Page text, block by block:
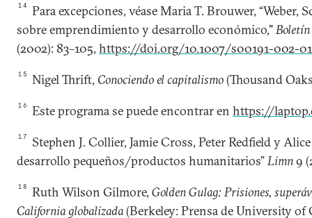
14
Para excepciones, véase Maria T. Brouwer, “Weber,
sobre emprendimiento y desarrollo económico,"
(2002): 83–105, https://doi.org/10.1007/s00191-002-
15 Nigel Thrift, Conociendo el capitalismo(Thousand
16 Este programa se puede encontrar enhttps://
17
Stephen J. Collier, Jamie Cross, Peter Redfield y
desarrollo pequeños/productos humanitarios”Limn9
18 Ruth Wilson Gilmore,Golden Gulag: Prisiones,
California globalizada(Berkeley: Prensa de University